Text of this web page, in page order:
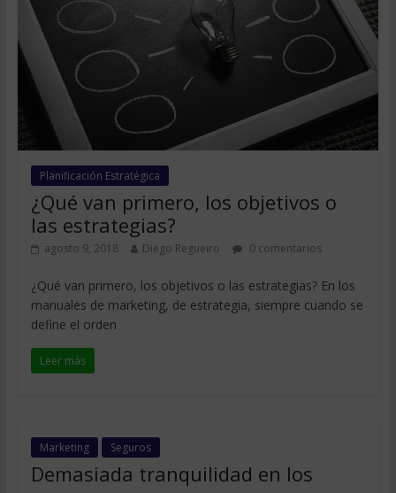
Planificación Estratégica
¿Qué van primero, los objetivos o
las estrategias?
agosto 9, 2018 Diego Regueiro 0 comentarios
¿Qué van primero, los objetivos o las estrategias? En los
manuales de marketing, de estrategia, siempre cuando se
define el orden
Leer más
Marketing Seguros
Demasiada tranquilidad en los